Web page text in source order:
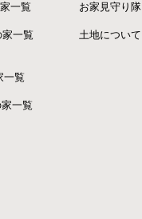
一覧
家一覧
一覧
家一覧
お家見守り隊
土地について